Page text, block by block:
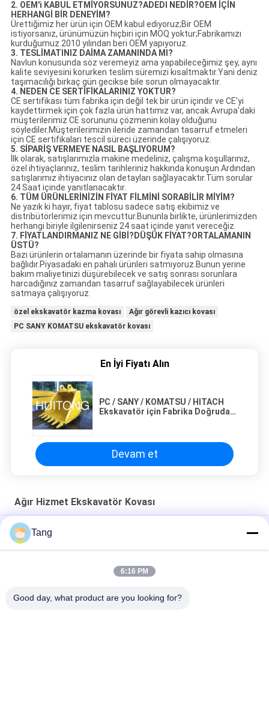
2. OEM'i KABUL ETMİYORSUNUZ?ADEDI NEDİR?OEM İÇİN
HERHANGİ BİR DENEYİM?
Ürettiğimiz her ürün için OEM kabul ediyoruz;Bir OEM
istiyorsanız, ürünümüzün hiçbiri için MOQ yoktur;Fabrikamızı
kurduğumuz 2010 yılından beri OEM yapıyoruz.
3. TESLİMATINIZ DAİMA ZAMANINDA MI?
Navlun konusunda söz veremeyiz ama yapabileceğimiz şey, aynı
kalite seviyesini korurken teslim süremizi kısaltmaktır.Yani deniz
taşımacılığı birkaç gün gecikse bile sorun olmayacaktır.
4. NEDEN CE SERTİFİKALARINIZ YOKTUR?
CE sertifikası tüm fabrika için değil tek bir ürün içindir ve CE'yi
kaydettirmek için çok fazla ürün hattımız var, ancak Avrupa'daki
müşterilerimiz CE sorununu çözmenin kolay olduğunu
söylediler.Müşterilerimizin ileride zamandan tasarruf etmeleri
için CE sertifikaları tescil süreci üzerinde çalışıyoruz.
5. SİPARİŞ VERMEYE NASIL BAŞLIYORUM?
İlk olarak, satışlarımızla makine medeliniz, çalışma koşullarınız,
özel ihtiyaçlarınız, teslim tarihleriniz hakkında konuşun.Ardından
satışlarımız ihtiyacınız olan detayları sağlayacaktır.Tüm sorular
24 Saat içinde yanıtlanacaktır.
6. TÜM ÜRÜNLERİNİZİN FİYAT FİLMİNİ SORABİLİR MİYİM?
Ne yazık ki hayır, fiyat tablosu sadece satış ekibimiz ve
distribütörlerimiz için mevcuttur.Bununla birlikte, ürünlerimizden
herhangi biriyle ilgilenirseniz 24 saat içinde yanıt vereceğiz.
7. FİYATLANDIRMANIZ NE GİBİ?DÜŞÜK FİYAT?ORTALAMANIN
ÜSTÜ?
Bazı ürünlerin ortalamanın üzerinde bir fiyata sahip olmasına
bağlıdır.Piyasadaki en pahalı ürünleri satmıyoruz.Bunun yerine
bakım maliyetinizi düşürebilecek ve satış sonrası sorunlara
harcadığınız zamandan tasarruf sağlayabilecek ürünleri
satmaya çalışıyoruz.
özel ekskavatör kazma kovası
Ağır görevli kazıcı kovası
PC SANY KOMATSU ekskavatör kovası
En İyi Fiyatı Alın
PC / SANY / KOMATSU / HITACH
Ekskavatör için Fabrika Doğrudan
Kovası
Devam et
Ağır Hizmet Ekskavatör Kovası
Geniş Kazma GP Ağır Hizmet Ekskavatör Kovası Q355B Bekolu
Kaya Kovası
Tang
6:16 PM
Good day, what product are you looking for?